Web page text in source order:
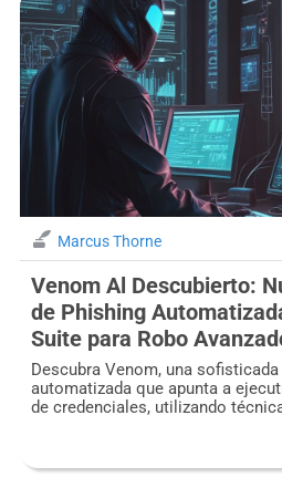
Marcus Thorne
Venom Al Descubierto:
de Phishing
Suite para Robo
Descubra Venom, una
automatizada que apunta a
de credenciales, utilizando